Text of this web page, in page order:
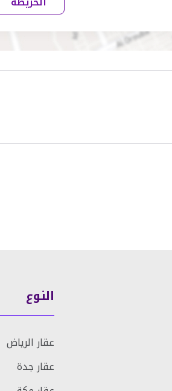
النوع
عقار الرياض
عقار جدة